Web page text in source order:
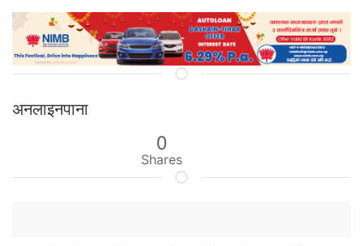
अनलाइनपाना
0
Shares